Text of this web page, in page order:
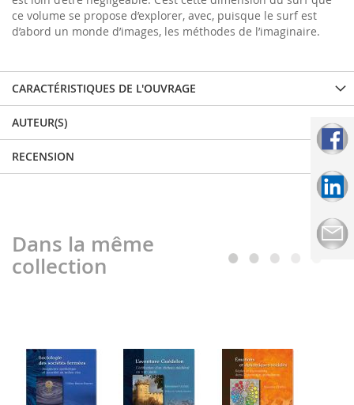
ce volume se propose d’explorer, avec, puisque le surf est
d’abord un monde d’images, les méthodes de l’imaginaire.
CARACTÉRISTIQUES DE L'OUVRAGE
AUTEUR(S)
RECENSION
Dans la même
collection